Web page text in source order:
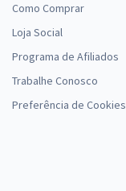
Como Comprar
Loja Social
Programa de Afiliados
Trabalhe Conosco
Preferência de Cookies